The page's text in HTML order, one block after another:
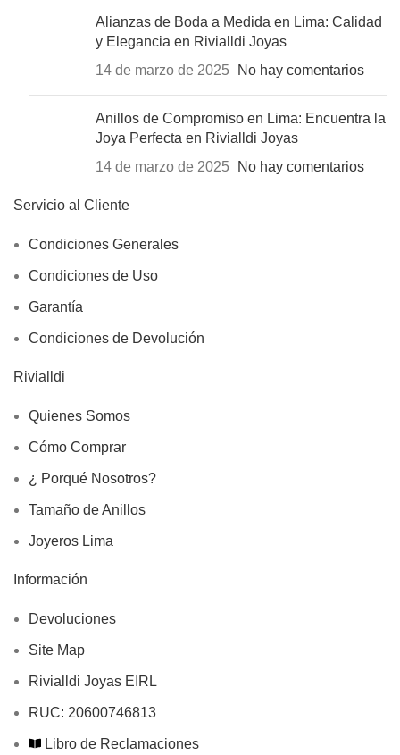
Alianzas de Boda a Medida en Lima: Calidad
y Elegancia en Rivialldi Joyas
14 de marzo de 2025
No hay comentarios
Anillos de Compromiso en Lima: Encuentra la
Joya Perfecta en Rivialldi Joyas
14 de marzo de 2025
No hay comentarios
Servicio al Cliente
Condiciones Generales
Condiciones de Uso
Garantía
Condiciones de Devolución
Rivialldi
Quienes Somos
Cómo Comprar
¿ Porqué Nosotros?
Tamaño de Anillos
Joyeros Lima
Información
Devoluciones
Site Map
Rivialldi Joyas EIRL
RUC: 20600746813
Libro de Reclamaciones